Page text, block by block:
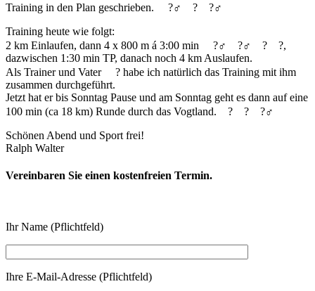
Training in den Plan geschrieben.
?‍♂️ ?
?‍♂️
Training heute wie folgt:
2 km Einlaufen, dann 4 x 800 m á 3:00 min
?‍♂️ ?‍♂️ ? ?,
dazwischen 1:30 min TP, danach noch 4 km Auslaufen.
Als Trainer und Vater
? habe ich natürlich das Training mit ihm
zusammen durchgeführt.
Jetzt hat er bis Sonntag Pause und am Sonntag geht es dann auf eine
100 min (ca 18 km) Runde durch das Vogtland.
? ?
?‍♂️
Schönen Abend und Sport frei!
Ralph Walter
Vereinbaren Sie einen kostenfreien Termin.
Ihr Name (Pflichtfeld)
Ihre E-Mail-Adresse (Pflichtfeld)